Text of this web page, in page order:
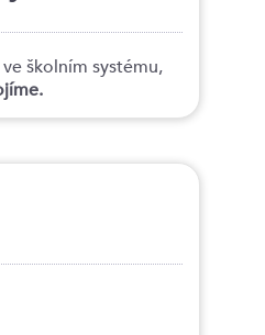
ve školním systému,